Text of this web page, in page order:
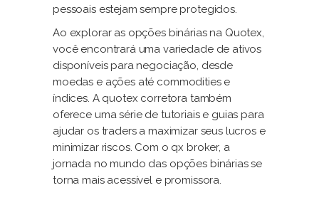
pessoais estejam sempre protegidos.
Ao explorar as opções binárias na Quotex,
você encontrará uma variedade de ativos
disponíveis para negociação, desde
moedas e ações até commodities e
índices. A quotex corretora também
oferece uma série de tutoriais e guias para
ajudar os traders a maximizar seus lucros e
minimizar riscos. Com o qx broker, a
jornada no mundo das opções binárias se
torna mais acessível e promissora.